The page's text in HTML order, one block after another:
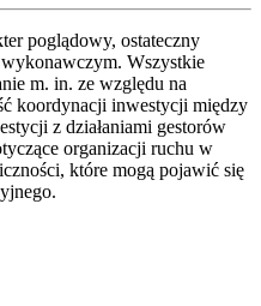
poglądowy, ostateczny
Wszystkie
m. in. ze względu na
koordynacji inwestycji między
z działaniami gestorów
organizacji ruchu w
które mogą pojawić się